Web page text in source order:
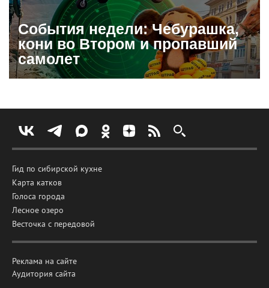
События недели: Чебурашка,
кони во Втором и пропавший
самолет
Гид по сибирской кухне
Карта катков
Голоса города
Лесное озеро
Весточка с передовой
Реклама на сайте
Аудитория сайта